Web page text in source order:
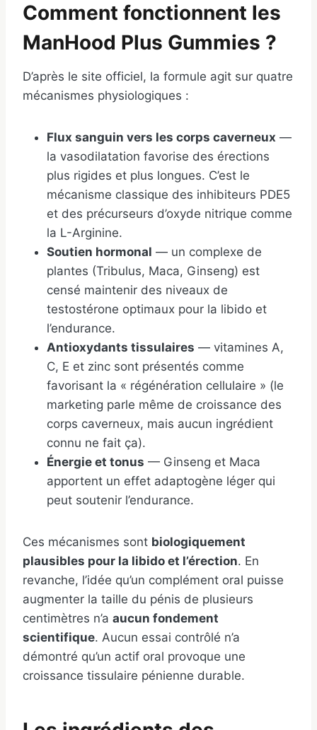
Comment fonctionnent les
ManHood Plus Gummies ?
D’après le site officiel, la formule agit sur quatre
mécanismes physiologiques :
Flux sanguin vers les corps caverneux —
la vasodilatation favorise des érections
plus rigides et plus longues. C’est le
mécanisme classique des inhibiteurs PDE5
et des précurseurs d’oxyde nitrique comme
la L-Arginine.
Soutien hormonal — un complexe de
plantes (Tribulus, Maca, Ginseng) est
censé maintenir des niveaux de
testostérone optimaux pour la libido et
l’endurance.
Antioxydants tissulaires — vitamines A,
C, E et zinc sont présentés comme
favorisant la « régénération cellulaire » (le
marketing parle même de croissance des
corps caverneux, mais aucun ingrédient
connu ne fait ça).
Énergie et tonus — Ginseng et Maca
apportent un effet adaptogène léger qui
peut soutenir l’endurance.
Ces mécanismes sont biologiquement
plausibles pour la libido et l’érection. En
revanche, l’idée qu’un complément oral puisse
augmenter la taille du pénis de plusieurs
centimètres n’a aucun fondement
scientifique. Aucun essai contrôlé n’a
démontré qu’un actif oral provoque une
croissance tissulaire pénienne durable.